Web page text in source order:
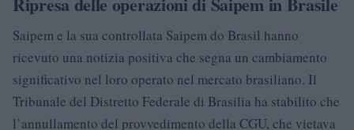
Saipem e la sua controllata Saipem do Brasil hanno
ricevuto una notizia positiva che segna un cambiamento
significativo nel loro operato nel mercato brasiliano. Il
Tribunale del Distretto Federale di Brasilia ha stabilito che
l’annullamento del provvedimento della CGU, che vietava